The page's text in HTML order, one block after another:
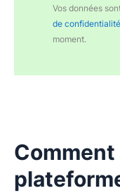
Vos données
de confidentialité
moment.